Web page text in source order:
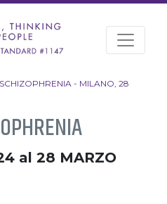
- MILANO, 28
al 28 MARZO